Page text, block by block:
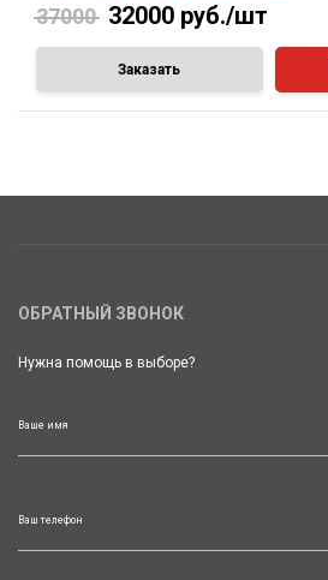
37000 32000 руб./шт
Заказать
ОБРАТНЫЙ ЗВОНОК
Нужна помощь в выборе?
Ваше имя
Ваш телефон